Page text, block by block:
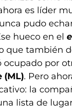
es líder
pudo
hueco en el
que también
ocupado por
(ML). Pero
la
lista de